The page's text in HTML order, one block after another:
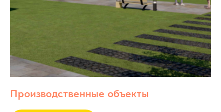
Производственные объекты